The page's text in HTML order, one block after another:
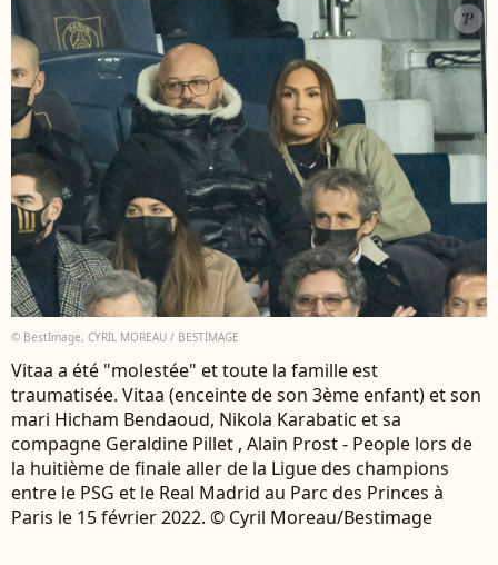
© BestImage, CYRIL MOREAU / BESTIMAGE
Vitaa a été "molestée" et toute la famille est
traumatisée. Vitaa (enceinte de son 3ème enfant) et son
mari Hicham Bendaoud, Nikola Karabatic et sa
compagne Geraldine Pillet , Alain Prost - People lors de
la huitième de finale aller de la Ligue des champions
entre le PSG et le Real Madrid au Parc des Princes à
Paris le 15 février 2022. © Cyril Moreau/Bestimage